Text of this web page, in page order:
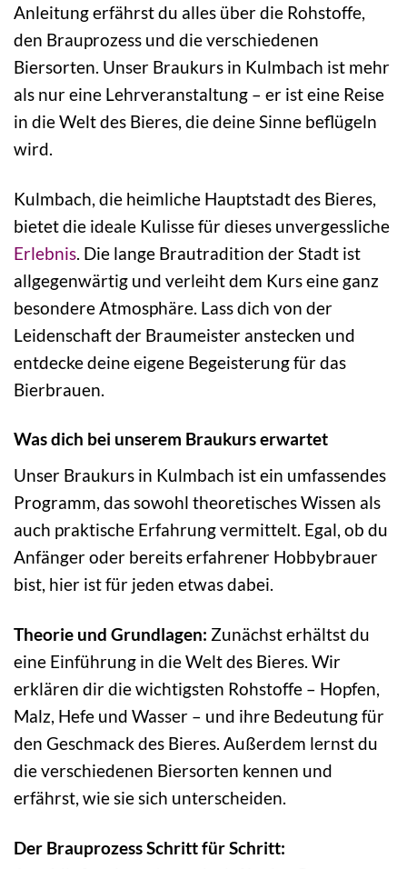
Anleitung erfährst du alles über die Rohstoffe,
den Brauprozess und die verschiedenen
Biersorten. Unser Braukurs in Kulmbach ist mehr
als nur eine Lehrveranstaltung – er ist eine Reise
in die Welt des Bieres, die deine Sinne beflügeln
wird.
Kulmbach, die heimliche Hauptstadt des Bieres,
bietet die ideale Kulisse für dieses unvergessliche
Erlebnis . Die lange Brautradition der Stadt ist
allgegenwärtig und verleiht dem Kurs eine ganz
besondere Atmosphäre. Lass dich von der
Leidenschaft der Braumeister anstecken und
entdecke deine eigene Begeisterung für das
Bierbrauen.
Was dich bei unserem Braukurs erwartet
Unser Braukurs in Kulmbach ist ein umfassendes
Programm, das sowohl theoretisches Wissen als
auch praktische Erfahrung vermittelt. Egal, ob du
Anfänger oder bereits erfahrener Hobbybrauer
bist, hier ist für jeden etwas dabei.
Theorie und Grundlagen: Zunächst erhältst du
eine Einführung in die Welt des Bieres. Wir
erklären dir die wichtigsten Rohstoffe – Hopfen,
Malz, Hefe und Wasser – und ihre Bedeutung für
den Geschmack des Bieres. Außerdem lernst du
die verschiedenen Biersorten kennen und
erfährst, wie sie sich unterscheiden.
Der Brauprozess Schritt für Schritt: